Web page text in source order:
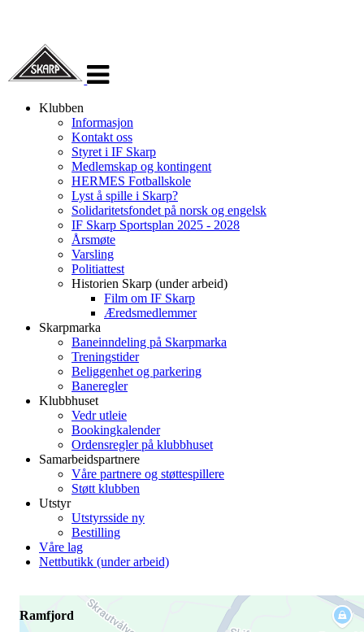
navigasjon
Klubben
Informasjon
Kontakt oss
Styret i IF Skarp
Medlemskap og kontingent
HERMES Fotballskole
Lyst å spille i Skarp?
Solidaritetsfondet på norsk og engelsk
IF Skarp Sportsplan 2025 - 2028
Årsmøte
Varsling
Politiattest
Historien Skarp (under arbeid)
Film om IF Skarp
Æredsmedlemmer
Skarpmarka
Baneinndeling på Skarpmarka
Treningstider
Beliggenhet og parkering
Baneregler
Klubbhuset
Vedr utleie
Bookingkalender
Ordensregler på klubbhuset
Samarbeidspartnere
Våre partnere og støttespillere
Støtt klubben
Utstyr
Utstyrsside ny
Bestilling
Våre lag
Nettbutikk (under arbeid)
Ramfjord